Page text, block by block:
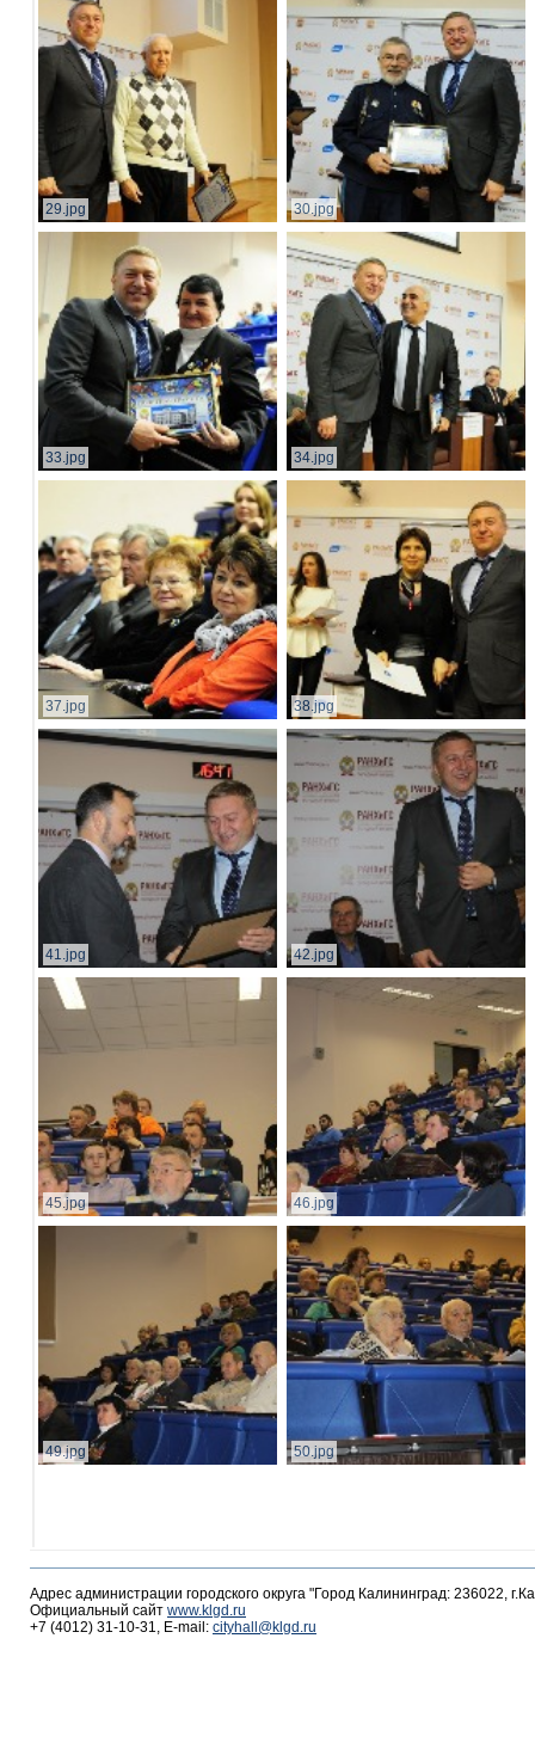
29.jpg 30.jpg
33.jpg 34.jpg
37.jpg 38.jpg
41.jpg 42.jpg
45.jpg 46.jpg
49.jpg 50.jpg
Адрес администрации городского округа "Город Калининград: 236022,
Официальный сайт www.klgd.ru
+7 (4012) 31-10-31, E-mail: cityhall@klgd.ru